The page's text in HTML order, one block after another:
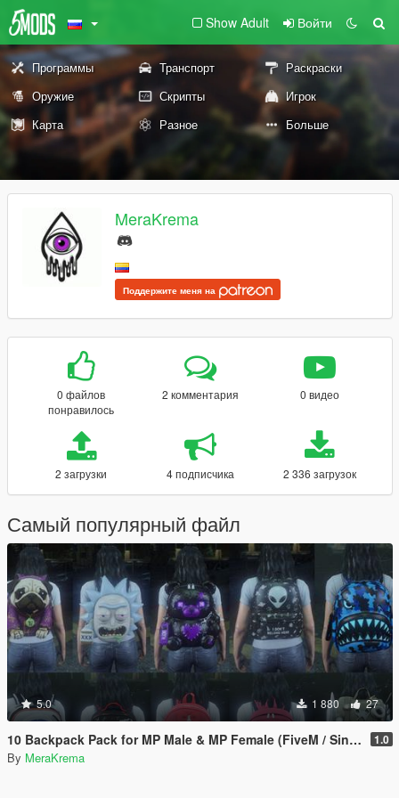
Show Adult Войти
Программы Транспорт
Раскраски
Оружие
Скрипты
Игрок
Карта
Разное Больше
MeraKrema
Поддержите меня на
0 файлов
понравилось
2 комментария 0 видео
2 загрузки 4 подписчика 2 336 загрузок
Самый популярный файл
5.0 1 880 27
10 Backpack Pack for MP Male & MP Female (FiveM / Singleplayer) 1.0
By MeraKrema